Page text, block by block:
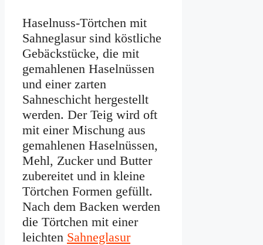
Haselnuss-Törtchen mit
Sahneglasur sind köstliche
Gebäckstücke, die mit
gemahlenen Haselnüssen
und einer zarten
Sahneschicht hergestellt
werden. Der Teig wird oft
mit einer Mischung aus
gemahlenen Haselnüssen,
Mehl, Zucker und Butter
zubereitet und in kleine
Törtchen Formen gefüllt.
Nach dem Backen werden
die Törtchen mit einer
leichten Sahneglasur